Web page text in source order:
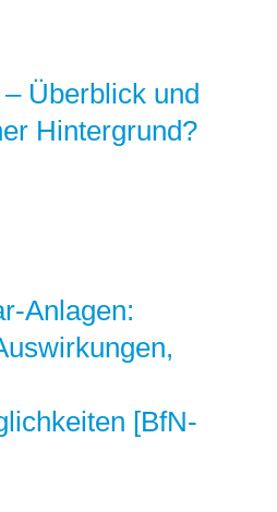
Überblick und
Hintergrund?
Anlagen:
[BfN-